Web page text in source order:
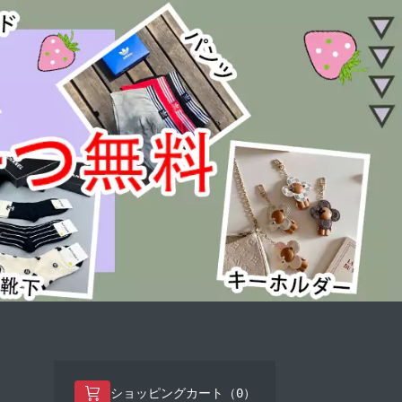
ショッピングカート（ 0）